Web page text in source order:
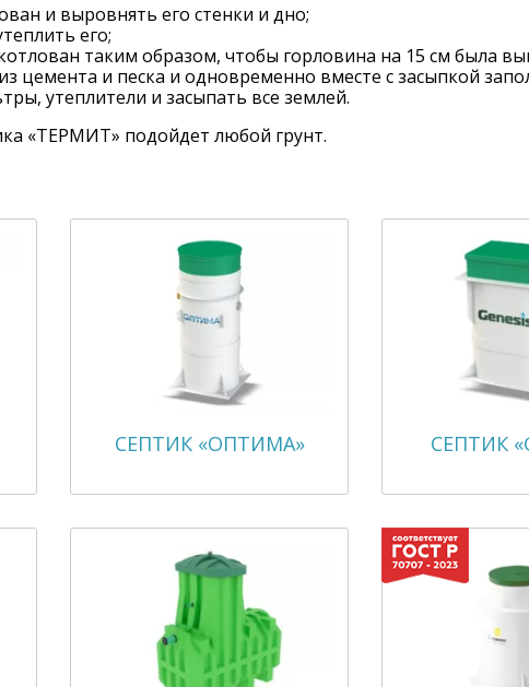
и выровнять его стенки и дно;
его;
таким образом, чтобы горловина на 15 см была
цемента и песка и одновременно вместе с засыпкой
утеплители и засыпать все землей.
«ТЕРМИТ» подойдет любой грунт.
СЕПТИК «ОПТИМА» СЕПТИК